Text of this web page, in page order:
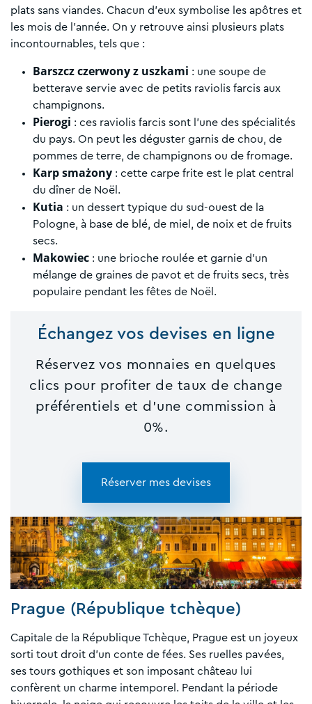
plats sans viandes. Chacun d’eux symbolise les apôtres et
les mois de l’année. On y retrouve ainsi plusieurs plats
incontournables, tels que :
Barszcz czerwony z uszkami : une soupe de
betterave servie avec de petits raviolis farcis aux
champignons.
Pierogi : ces raviolis farcis sont l’une des spécialités
du pays. On peut les déguster garnis de chou, de
pommes de terre, de champignons ou de fromage.
Karp smażony : cette carpe frite est le plat central
du dîner de Noël.
Kutia : un dessert typique du sud-ouest de la
Pologne, à base de blé, de miel, de noix et de fruits
secs.
Makowiec : une brioche roulée et garnie d’un
mélange de graines de pavot et de fruits secs, très
populaire pendant les fêtes de Noël.
Échangez vos devises en ligne
Réservez vos monnaies en quelques
clics pour profiter de taux de change
préférentiels et d'une commission à
0%.
Réserver mes devises
Prague (République tchèque)
Capitale de la République Tchèque, Prague est un joyeux
sorti tout droit d’un conte de fées. Ses ruelles pavées,
ses tours gothiques et son imposant château lui
confèrent un charme intemporel. Pendant la période